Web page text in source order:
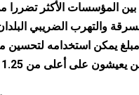
المؤسسات الأكثر تضررا
مبلغ يمكن استخدامه